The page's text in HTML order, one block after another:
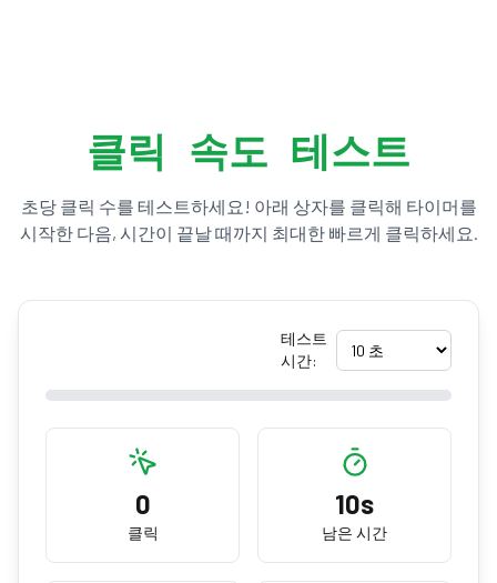
클릭 속도 테스트
초당 클릭 수를 테스트하세요! 아래 상자를 클릭해 타이머를
시작한 다음, 시간이 끝날 때까지 최대한 빠르게 클릭하세요.
테스트
시간:
0
클릭
10s
남은 시간